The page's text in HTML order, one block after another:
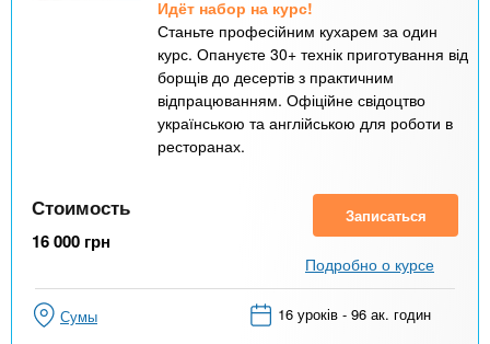
Идёт набор на курс!
Станьте професійним кухарем за один
курс. Опануєте 30+ технік приготування від
борщів до десертів з практичним
відпрацюванням. Офіційне свідоцтво
українською та англійською для роботи в
ресторанах.
Стоимость
16 000 грн
Записаться
Подробно о курсе
Сумы 16 уроків - 96 ак. годин